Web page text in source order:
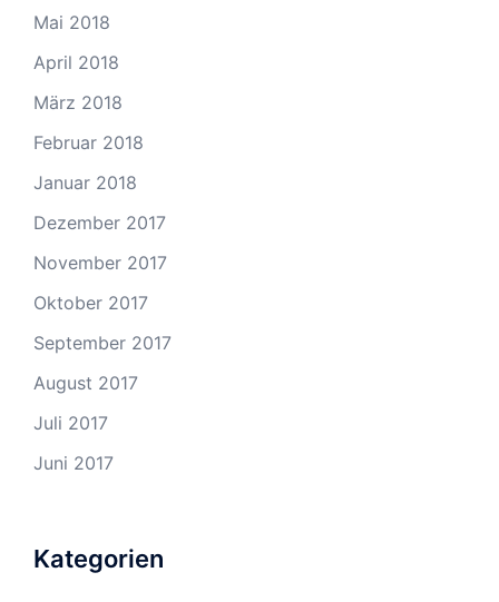
Mai 2018
April 2018
März 2018
Februar 2018
Januar 2018
Dezember 2017
November 2017
Oktober 2017
September 2017
August 2017
Juli 2017
Juni 2017
Kategorien